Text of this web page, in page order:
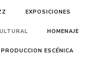
EXPOSICIONES
HOMENAJE
PRODUCCION ESCÉNICA